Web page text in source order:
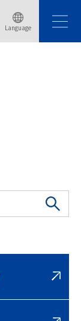
Language
統合報告書